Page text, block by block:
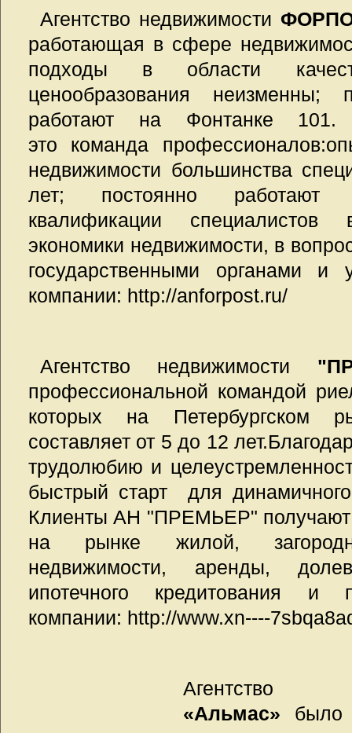
Агентство недвижимости
работающая в сфере не
подходы в области ка
ценообразования
работают на Фонтанке
это команда
недвижимости большинства
лет; постоянно работают
квалификации
экономики недвижимости, в
государственными органами и
компании: http://anforpost.ru/
Агентство недвижимости
профессиональной командой
которых на Петербургском
составляет от 5 до 12
трудолюбию и
быстрый старт для
Клиенты АН "ПРЕМЬЕР" получают
на рынке жилой,
недвижимости, аренды,
ипотечного кредитования и
компании: http://www.xn----
Агентство
«Альмас» было